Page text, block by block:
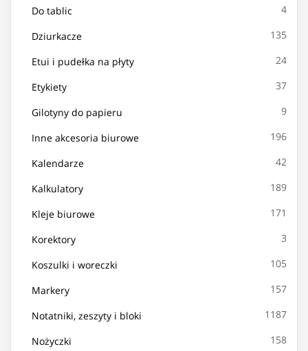
Do tablic 4
Dziurkacze 135
Etui i pudełka na płyty 24
Etykiety 37
Gilotyny do papieru 9
Inne akcesoria biurowe 196
Kalendarze 42
Kalkulatory 189
Kleje biurowe 171
Korektory 3
Koszulki i woreczki 105
Markery 157
Notatniki, zeszyty i bloki 1187
Nożyczki 158